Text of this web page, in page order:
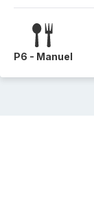
P6 - Manuel